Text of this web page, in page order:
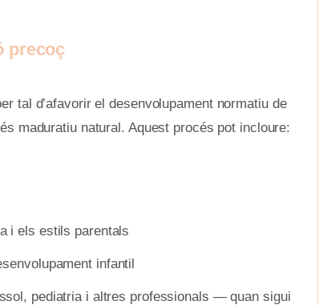
precoç
tal d’afavorir el desenvolupament normatiu de
maduratiu natural. Aquest procés pot incloure:
i els estils parentals
infantil
pediatria i altres professionals — quan sigui